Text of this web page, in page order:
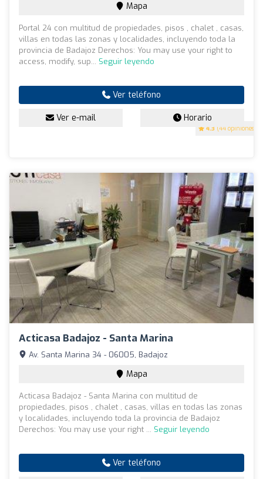
4.3 (44 opiniones)
Mapa
Portal 24 con multitud de propiedades, pisos , chalet , casas,
villas en todas las zonas y localidades, incluyendo toda la
provincia de Badajoz Derechos: You may use your right to
access, modify, sup... Seguir leyendo
Ver teléfono
Ver e-mail Horario
Acticasa Badajoz - Santa Marina
Av. Santa Marina 34 - 06005, Badajoz
Mapa
Acticasa Badajoz - Santa Marina con multitud de
propiedades, pisos , chalet , casas, villas en todas las zonas
y localidades, incluyendo toda la provincia de Badajoz
Derechos: You may use your right ... Seguir leyendo
Ver teléfono